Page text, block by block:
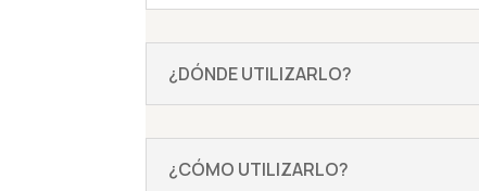
¿DÓNDE UTILIZARLO?
¿CÓMO UTILIZARLO?